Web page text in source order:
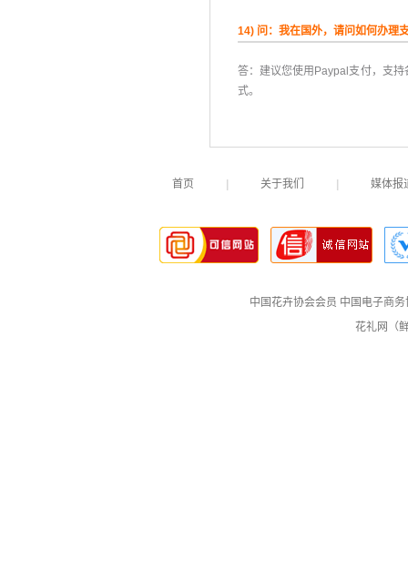
14) 问：我在国外，请问如何办理
答：建议您使用Paypal支付，支
式。
首页 关于我们 媒体报
中国花卉协会会员 中国电子商
花礼网（